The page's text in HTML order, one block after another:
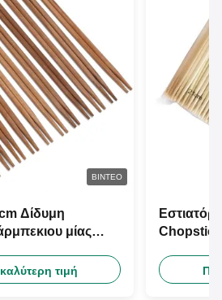
ΒΊΝΤΕΟ
Δίδυμη
μίας
μανίκι
τιμή